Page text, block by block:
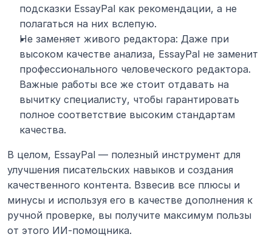
подсказки EssayPal как рекомендации, а не
полагаться на них вслепую.
Не заменяет живого редактора: Даже при
высоком качестве анализа, EssayPal не заменит
профессионального человеческого редактора.
Важные работы все же стоит отдавать на
вычитку специалисту, чтобы гарантировать
полное соответствие высоким стандартам
качества.
В целом, EssayPal — полезный инструмент для
улучшения писательских навыков и создания
качественного контента. Взвесив все плюсы и
минусы и используя его в качестве дополнения к
ручной проверке, вы получите максимум пользы
от этого ИИ-помощника.